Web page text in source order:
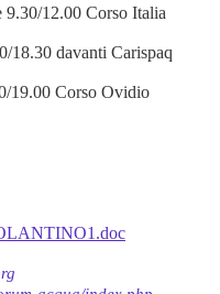
9.30/12.00 Corso Italia
18.30 davanti Carispaq
19.00 Corso Ovidio